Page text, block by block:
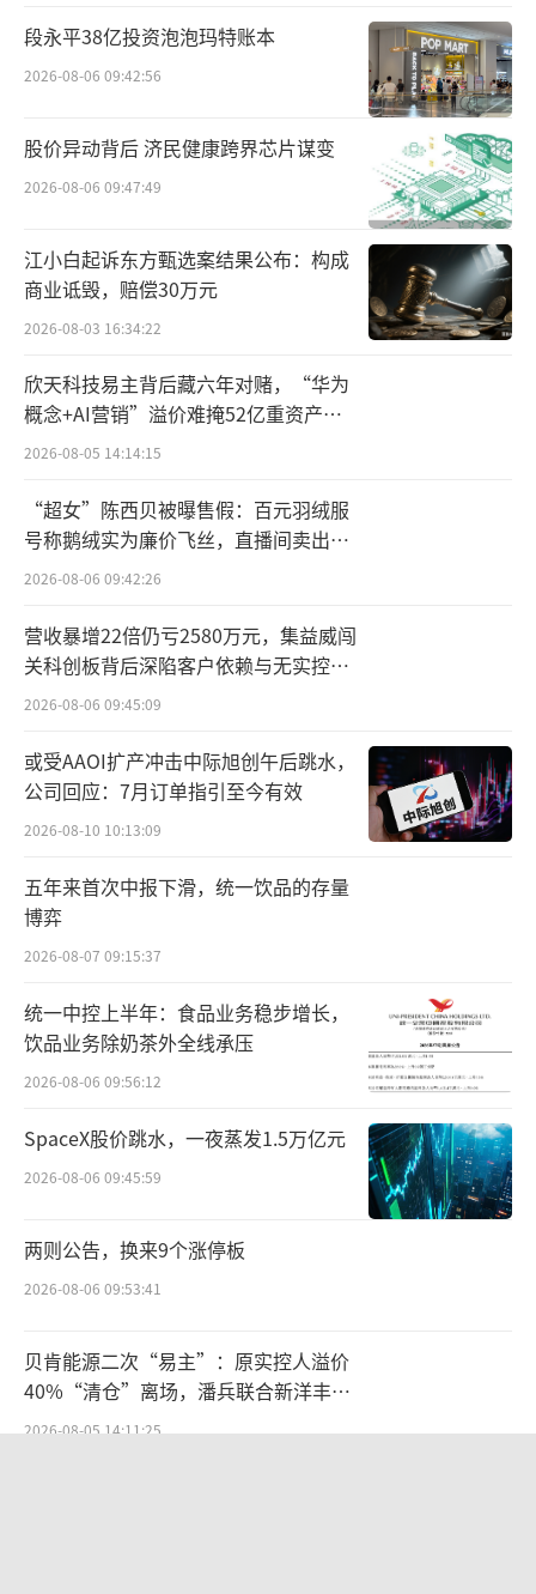
36.92亿元，同比增长14.04%；净利润168.96
亿元，同比增长15.68%。
与前两季度相比，贵州茅台三季度营收、
净利润增长幅度降低。如在二季度，该公司营
收、净利润同比增长幅度均在20%以上。
其核心产品茅台酒前三季度收入同比增长
超17%，在三季度同比增长14.6%，也可看出
三季度增速有所放缓。
多家券商发布的研报也都指出贵州茅台三
季度营收降速。
德邦证券研报显示，贵州茅台收入业绩符
合预期，三季度环比降速主要系上半年进度完
成较好，进入下半年主动控制发货节奏。
该研报观点为，三季度，茅台酒、系列酒
分别实现营业收入279.91亿元、55.20亿元，分
别同比增长14.55%、11.69%，茅台酒增速略
高于系列酒。茅台酒经营节奏稳健，增速波动
不大，与整体收入增速较为一致；系列酒同期
基数较高，叠加三季度控货维护市场价格，导
三季度收入增速下移主因，但从结构上看，茅
台酒增速今年首次超过系列酒，带动贵州茅台
产品矩阵向上提升。
茅台酒为白酒高端市场风向标，该品类增
速放缓，或意味着高端酒市场压力不小。有酒
水销售从业者坦言，“现在包括茅台在内的高
以飞天茅台为例，零售价为1499元，价格
节前后，价格较为坚挺，在2800元至3000元上
下。
段永平38亿投资泡泡玛特账本
2026-08-06 09:42:56
股价异动背后 济民健康跨界芯片谋变
2026-08-06 09:47:49
江小白起诉东方甄选案结果公布：构成
商业诋毁，赔偿30万元
2026-08-03 16:34:22
欣天科技易主背后藏六年对赌，“华为
概念+AI营销”溢价难掩52亿重资产考
验
2026-08-05 14:14:15
“超女”陈西贝被曝售假：百元羽绒服
号称鹅绒实为廉价飞丝，直播间卖出超
百万元
2026-08-06 09:42:26
营收暴增22倍仍亏2580万元，集益威闯
关科创板背后深陷客户依赖与无实控人
困局
2026-08-06 09:45:09
或受AAOI扩产冲击中际旭创午后跳水，
公司回应：7月订单指引至今有效
2026-08-10 10:13:09
五年来首次中报下滑，统一饮品的存量
博弈
2026-08-07 09:15:37
统一中控上半年：食品业务稳步增长，
饮品业务除奶茶外全线承压
2026-08-06 09:56:12
SpaceX股价跳水，一夜蒸发1.5万亿元
2026-08-06 09:45:59
两则公告，换来9个涨停板
2026-08-06 09:53:41
贝肯能源二次“易主”：原实控人溢价
40%“清仓”离场，潘兵联合新洋丰、
宏科百世拟入主
2026-08-05 14:11:25